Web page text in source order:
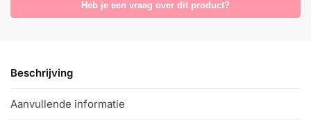
Heb je een vraag over dit product?
Beschrijving
Aanvullende informatie